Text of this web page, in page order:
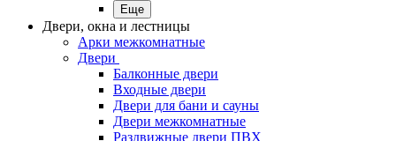
Еще
Двери, окна и лестницы
Арки межкомнатные
Двери
Балконные двери
Входные двери
Двери для бани и сауны
Двери межкомнатные
Раздвижные двери ПВХ